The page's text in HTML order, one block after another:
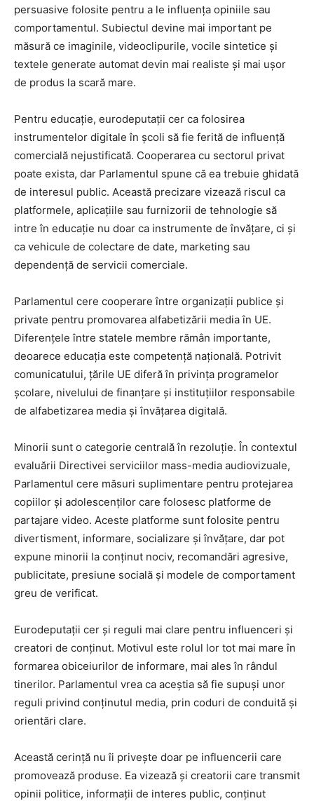
persuasive folosite pentru a le influența opiniile sau
comportamentul. Subiectul devine mai important pe
măsură ce imaginile, videoclipurile, vocile sintetice și
textele generate automat devin mai realiste și mai ușor
de produs la scară mare.
Pentru educație, eurodeputații cer ca folosirea
instrumentelor digitale în școli să fie ferită de influență
comercială nejustificată. Cooperarea cu sectorul privat
poate exista, dar Parlamentul spune că ea trebuie ghidată
de interesul public. Această precizare vizează riscul ca
platformele, aplicațiile sau furnizorii de tehnologie să
intre în educație nu doar ca instrumente de învățare, ci și
ca vehicule de colectare de date, marketing sau
dependență de servicii comerciale.
Parlamentul cere cooperare între organizații publice și
private pentru promovarea alfabetizării media în UE.
Diferențele între statele membre rămân importante,
deoarece educația este competență națională. Potrivit
comunicatului, țările UE diferă în privința programelor
școlare, nivelului de finanțare și instituțiilor responsabile
de alfabetizarea media și învățarea digitală.
Minorii sunt o categorie centrală în rezoluție. În contextul
evaluării Directivei serviciilor mass-media audiovizuale,
Parlamentul cere măsuri suplimentare pentru protejarea
copiilor și adolescenților care folosesc platforme de
partajare video. Aceste platforme sunt folosite pentru
divertisment, informare, socializare și învățare, dar pot
expune minorii la conținut nociv, recomandări agresive,
publicitate, presiune socială și modele de comportament
greu de verificat.
Eurodeputații cer și reguli mai clare pentru influenceri și
creatori de conținut. Motivul este rolul lor tot mai mare în
formarea obiceiurilor de informare, mai ales în rândul
tinerilor. Parlamentul vrea ca aceștia să fie supuși unor
reguli privind conținutul media, prin coduri de conduită și
orientări clare.
Această cerință nu îi privește doar pe influencerii care
promovează produse. Ea vizează și creatorii care transmit
opinii politice, informații de interes public, conținut